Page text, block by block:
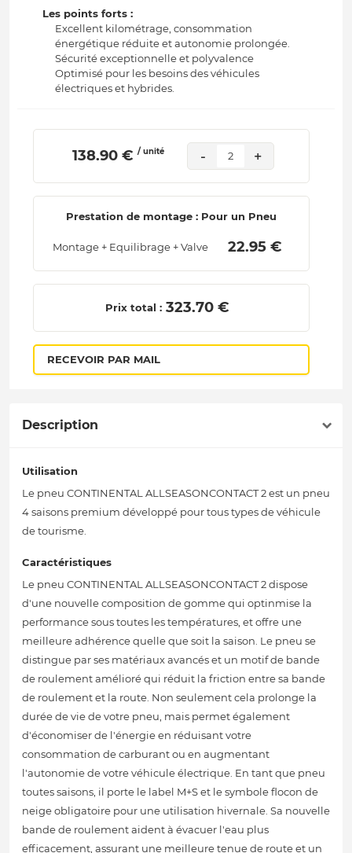
Les points forts :
Excellent kilométrage, consommation
énergétique réduite et autonomie prolongée.
Sécurité exceptionnelle et polyvalence
Optimisé pour les besoins des véhicules
électriques et hybrides.
138.90 € / unité - 2 +
Prestation de montage : Pour un Pneu
Montage + Equilibrage + Valve 22.95 €
Prix total : 323.70 €
RECEVOIR PAR MAIL
Description
Utilisation
Le pneu CONTINENTAL ALLSEASONCONTACT 2 est un pneu
4 saisons premium développé pour tous types de véhicule
de tourisme.
Caractéristiques
Le pneu CONTINENTAL ALLSEASONCONTACT 2 dispose
d'une nouvelle composition de gomme qui optinmise la
performance sous toutes les températures, et offre une
meilleure adhérence quelle que soit la saison. Le pneu se
distingue par ses matériaux avancés et un motif de bande
de roulement amélioré qui réduit la friction entre sa bande
de roulement et la route. Non seulement cela prolonge la
durée de vie de votre pneu, mais permet également
d'économiser de l'énergie en réduisant votre
consommation de carburant ou en augmentant
l'autonomie de votre véhicule électrique. En tant que pneu
toutes saisons, il porte le label M+S et le symbole flocon de
neige obligatoire pour une utilisation hivernale. Sa nouvelle
bande de roulement aident à évacuer l'eau plus
efficacement, assurant une meilleure tenue de route et un